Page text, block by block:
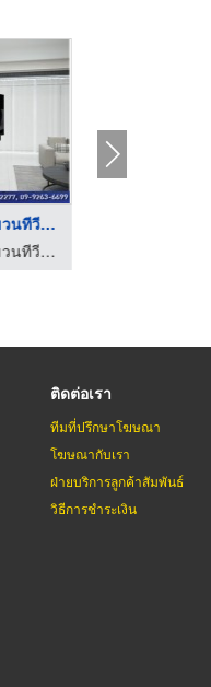
ขายส่งขาแขวนทีวีนำเข ...
ขายส่งขาแขวนทีวีนำเข้า
ติดต่อเรา
ทีมที่ปรึกษาโฆษณา
โฆษณากับเรา
ฝ่ายบริการลูกค้าสัมพันธ์
วิธีการชำระเงิน